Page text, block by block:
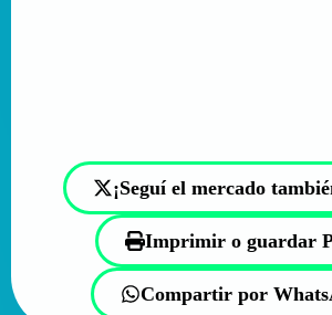
¡Seguí el mercado
Imprimir o guardar
Compartir por